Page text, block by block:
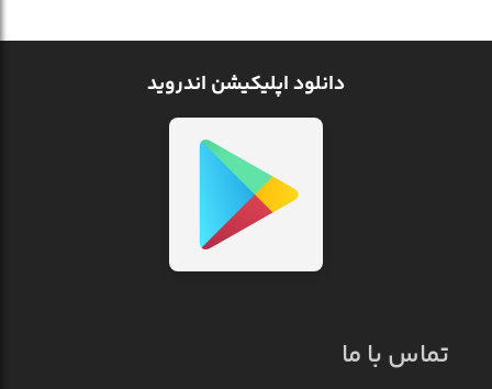
دانلود اپلیکیشن اندروید
تماس با ما